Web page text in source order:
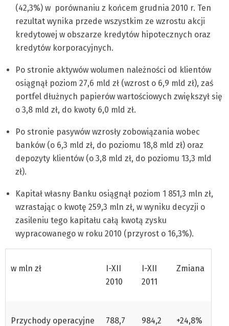
(42,3%) w porównaniu z końcem grudnia 2010 r. Ten
rezultat wynika przede wszystkim ze wzrostu akcji
kredytowej w obszarze kredytów hipotecznych oraz
kredytów korporacyjnych.
Po stronie aktywów wolumen należności od klientów
osiągnął poziom 27,6 mld zł (wzrost o 6,9 mld zł), zaś
portfel dłużnych papierów wartościowych zwiększył się
o 3,8 mld zł, do kwoty 6,0 mld zł.
Po stronie pasywów wzrosły zobowiązania wobec
banków (o 6,3 mld zł, do poziomu 18,8 mld zł) oraz
depozyty klientów (o 3,8 mld zł, do poziomu 13,3 mld
zł).
Kapitał własny Banku osiągnął poziom 1 851,3 mln zł,
wzrastając o kwotę 259,3 mln zł, w wyniku decyzji o
zasileniu tego kapitału całą kwotą zysku
wypracowanego w roku 2010 (przyrost o 16,3%).
w mln zł
I-XII
2010
I-XII
2011
Zmiana
Przychody operacyjne
788,7 984,2 +24,8%